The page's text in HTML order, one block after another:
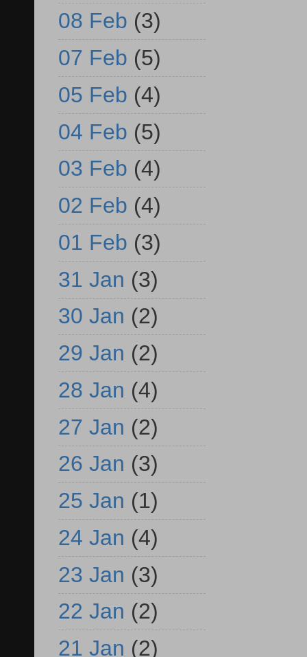
08 Feb (3)
07 Feb (5)
05 Feb (4)
04 Feb (5)
03 Feb (4)
02 Feb (4)
01 Feb (3)
31 Jan (3)
30 Jan (2)
29 Jan (2)
28 Jan (4)
27 Jan (2)
26 Jan (3)
25 Jan (1)
24 Jan (4)
23 Jan (3)
22 Jan (2)
21 Jan (2)